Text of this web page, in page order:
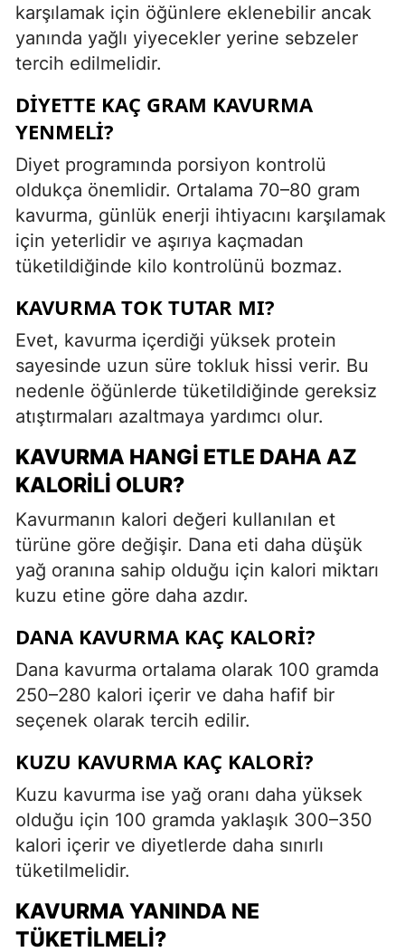
karşılamak için öğünlere eklenebilir ancak
yanında yağlı yiyecekler yerine sebzeler
tercih edilmelidir.
DIYETTE KAÇ GRAM KAVURMA
YENMELI?
Diyet programında porsiyon kontrolü
oldukça önemlidir. Ortalama 70–80 gram
kavurma, günlük enerji ihtiyacını karşılamak
için yeterlidir ve aşırıya kaçmadan
tüketildiğinde kilo kontrolünü bozmaz.
KAVURMA TOK TUTAR MI?
Evet, kavurma içerdiği yüksek protein
sayesinde uzun süre tokluk hissi verir. Bu
nedenle öğünlerde tüketildiğinde gereksiz
atıştırmaları azaltmaya yardımcı olur.
KAVURMA HANGI ETLE DAHA AZ
KALORILI OLUR?
Kavurmanın kalori değeri kullanılan et
türüne göre değişir. Dana eti daha düşük
yağ oranına sahip olduğu için kalori miktarı
kuzu etine göre daha azdır.
DANA KAVURMA KAÇ KALORI?
Dana kavurma ortalama olarak 100 gramda
250–280 kalori içerir ve daha hafif bir
seçenek olarak tercih edilir.
KUZU KAVURMA KAÇ KALORI?
Kuzu kavurma ise yağ oranı daha yüksek
olduğu için 100 gramda yaklaşık 300–350
kalori içerir ve diyetlerde daha sınırlı
tüketilmelidir.
KAVURMA YANINDA NE
TÜKETILMELI?